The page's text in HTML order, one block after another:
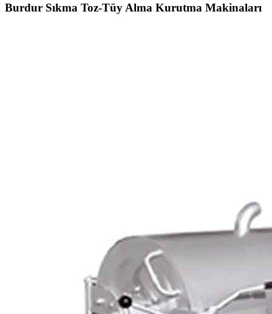
Burdur Sıkma Toz-Tüy Alma Kurutma Makinaları